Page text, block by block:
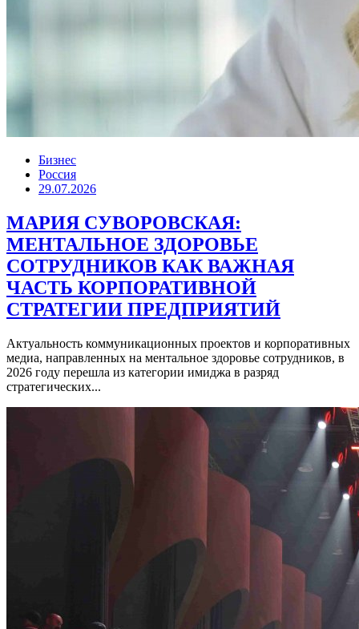
Бизнес
Россия
29.07.2026
МАРИЯ СУВОРОВСКАЯ:
МЕНТАЛЬНОЕ ЗДОРОВЬЕ
СОТРУДНИКОВ КАК ВАЖНАЯ
ЧАСТЬ КОРПОРАТИВНОЙ
СТРАТЕГИИ ПРЕДПРИЯТИЙ
Актуальность коммуникационных проектов и корпоративных
медиа, направленных на ментальное здоровье сотрудников, в
2026 году перешла из категории имиджа в разряд
стратегических...